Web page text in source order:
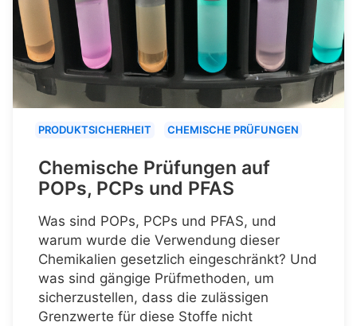
PRODUKTSICHERHEIT CHEMISCHE PRÜFUNGEN
Chemische Prüfungen auf
POPs, PCPs und PFAS
Was sind POPs, PCPs und PFAS, und
warum wurde die Verwendung dieser
Chemikalien gesetzlich eingeschränkt? Und
was sind gängige Prüfmethoden, um
sicherzustellen, dass die zulässigen
Grenzwerte für diese Stoffe nicht